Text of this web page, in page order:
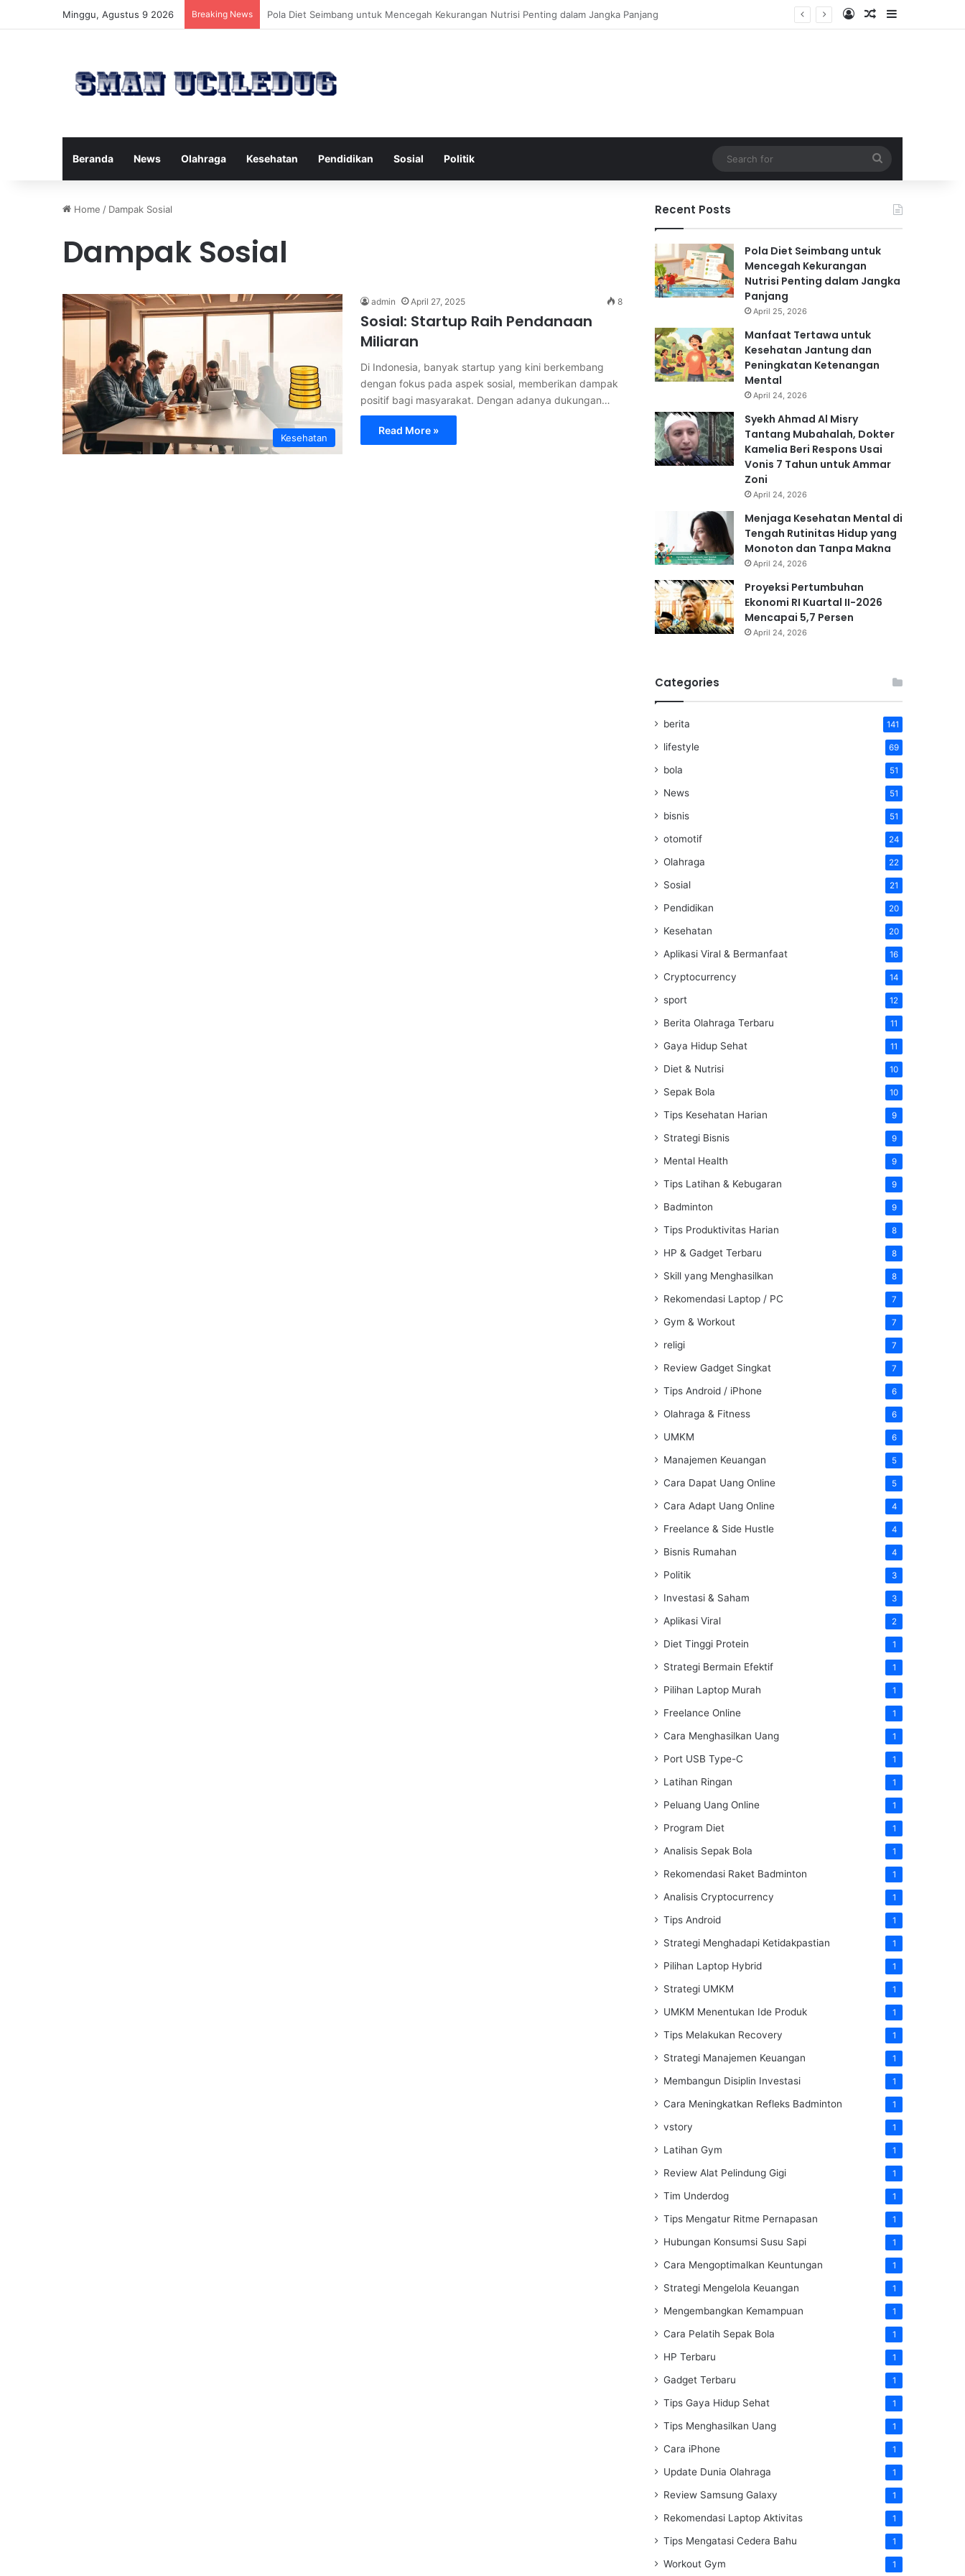
Minggu, Agustus 9 2026 Breaking News Manfaat Tertawa untuk Kesehatan Jantung dan Peningkatan Ketenangan Mental Log InRandom Article
Sidebar
Beranda News Olahraga Kesehatan Pendidikan Sosial Politik
for
Home / Dampak Sosial
Dampak Sosial
Kesehatan
admin April 27, 2025 8
Sosial: Startup Raih Pendanaan
Miliaran
Di Indonesia, banyak startup yang kini berkembang
dengan fokus pada aspek sosial, memberikan dampak
positif bagi masyarakat. Dengan adanya dukungan…
Read More »
Recent Posts
Pola Diet Seimbang untuk
Mencegah Kekurangan
Nutrisi Penting dalam Jangka
Panjang
April 25, 2026
Manfaat Tertawa untuk
Kesehatan Jantung dan
Peningkatan Ketenangan
Mental
April 24, 2026
Syekh Ahmad Al Misry
Tantang Mubahalah, Dokter
Kamelia Beri Respons Usai
Vonis 7 Tahun untuk Ammar
Zoni
April 24, 2026
Menjaga Kesehatan Mental di
Tengah Rutinitas Hidup yang
Monoton dan Tanpa Makna
April 24, 2026
Proyeksi Pertumbuhan
Ekonomi RI Kuartal II-2026
Mencapai 5,7 Persen
April 24, 2026
Categories
berita 141
lifestyle 69
bola 51
News 51
bisnis 51
otomotif 24
Olahraga 22
Sosial 21
Pendidikan 20
Kesehatan 20
Aplikasi Viral & Bermanfaat 16
Cryptocurrency 14
sport 12
Berita Olahraga Terbaru 11
Gaya Hidup Sehat 11
Diet & Nutrisi 10
Sepak Bola 10
Tips Kesehatan Harian 9
Strategi Bisnis 9
Mental Health 9
Tips Latihan & Kebugaran 9
Badminton 9
Tips Produktivitas Harian 8
HP & Gadget Terbaru 8
Skill yang Menghasilkan 8
Rekomendasi Laptop / PC 7
Gym & Workout 7
religi 7
Review Gadget Singkat 7
Tips Android / iPhone 6
Olahraga & Fitness 6
UMKM 6
Manajemen Keuangan 5
Cara Dapat Uang Online 5
Cara Adapt Uang Online 4
Freelance & Side Hustle 4
Bisnis Rumahan 4
Politik 3
Investasi & Saham 3
Aplikasi Viral 2
Diet Tinggi Protein 1
Strategi Bermain Efektif 1
Pilihan Laptop Murah 1
Freelance Online 1
Cara Menghasilkan Uang 1
Port USB Type-C 1
Latihan Ringan 1
Peluang Uang Online 1
Program Diet 1
Analisis Sepak Bola 1
Rekomendasi Raket Badminton 1
Analisis Cryptocurrency 1
Tips Android 1
Strategi Menghadapi Ketidakpastian 1
Pilihan Laptop Hybrid 1
Strategi UMKM 1
UMKM Menentukan Ide Produk 1
Tips Melakukan Recovery 1
Strategi Manajemen Keuangan 1
Membangun Disiplin Investasi 1
Cara Meningkatkan Refleks Badminton 1
vstory 1
Latihan Gym 1
Review Alat Pelindung Gigi 1
Tim Underdog 1
Tips Mengatur Ritme Pernapasan 1
Hubungan Konsumsi Susu Sapi 1
Cara Mengoptimalkan Keuntungan 1
Strategi Mengelola Keuangan 1
Mengembangkan Kemampuan 1
Cara Pelatih Sepak Bola 1
HP Terbaru 1
Gadget Terbaru 1
Tips Gaya Hidup Sehat 1
Tips Menghasilkan Uang 1
Cara iPhone 1
Update Dunia Olahraga 1
Review Samsung Galaxy 1
Rekomendasi Laptop Aktivitas 1
Tips Mengatasi Cedera Bahu 1
Workout Gym 1